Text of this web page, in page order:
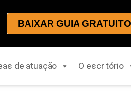
BAIXAR GUIA GRATUITO
de atuação O escritório